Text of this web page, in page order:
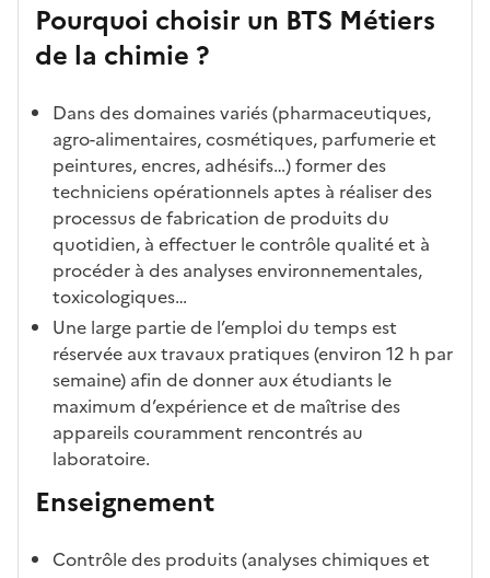
Pourquoi choisir un BTS Métiers
de la chimie ?
Dans des domaines variés (pharmaceutiques,
agro-alimentaires, cosmétiques, parfumerie et
peintures, encres, adhésifs…) former des
techniciens opérationnels aptes à réaliser des
processus de fabrication de produits du
quotidien, à effectuer le contrôle qualité et à
procéder à des analyses environnementales,
toxicologiques…
Une large partie de l’emploi du temps est
réservée aux travaux pratiques (environ 12 h par
semaine) afin de donner aux étudiants le
maximum d’expérience et de maîtrise des
appareils couramment rencontrés au
laboratoire.
Enseignement
Contrôle des produits (analyses chimiques et